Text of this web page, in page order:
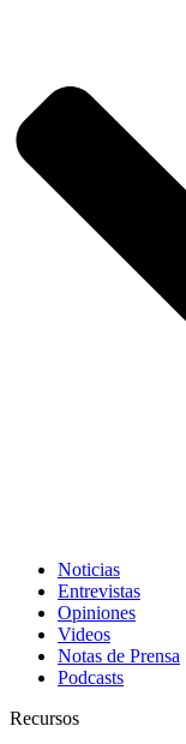
Noticias
Entrevistas
Opiniones
Videos
Notas de Prensa
Podcasts
Recursos